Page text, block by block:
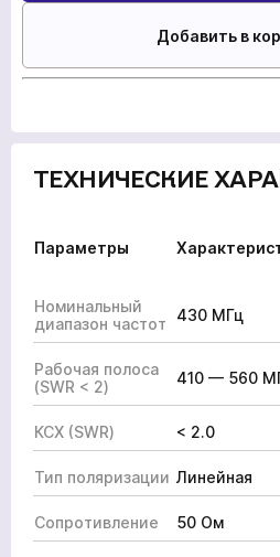
Добавить в
ТЕХНИЧЕСКИЕ
Параметры
Номинальный
диапазон частот
430 МГц
Рабочая полоса
(SWR < 2)
410 — 560
КСХ (SWR) < 2.0
Тип поляризации Линейная
Сопротивление 50 Ом